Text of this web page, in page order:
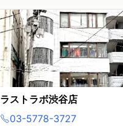
ラストラボ渋谷店
03-5778-3727